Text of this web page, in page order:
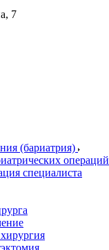
7
(бариатрия)
операций
специалиста